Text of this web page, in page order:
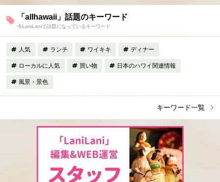
「allhawaii」話題のキーワード
今LaniLaniで話題になっているキーワード
人気 ランチ ワイキキ ディナー
ローカルに人気 買い物 日本のハワイ関連情報
風景・景色
キーワード一覧